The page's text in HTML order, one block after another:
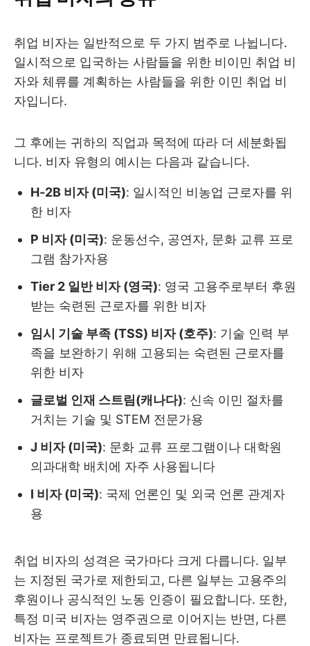
취업 비자는 일반적으로 두 가지 범주로 나뉩니다.
일시적으로 입국하는 사람들을 위한 비이민 취업 비
자와 체류를 계획하는 사람들을 위한 이민 취업 비
자입니다.
그 후에는 귀하의 직업과 목적에 따라 더 세분화됩
니다. 비자 유형의 예시는 다음과 같습니다.
H-2B 비자 (미국): 일시적인 비농업 근로자를 위
한 비자
P 비자 (미국): 운동선수, 공연자, 문화 교류 프로
그램 참가자용
Tier 2 일반 비자 (영국): 영국 고용주로부터 후원
받는 숙련된 근로자를 위한 비자
임시 기술 부족 (TSS) 비자 (호주): 기술 인력 부
족을 보완하기 위해 고용되는 숙련된 근로자를
위한 비자
글로벌 인재 스트림(캐나다): 신속 이민 절차를
거치는 기술 및 STEM 전문가용
J 비자 (미국): 문화 교류 프로그램이나 대학원
의과대학 배치에 자주 사용됩니다
I 비자 (미국): 국제 언론인 및 외국 언론 관계자
용
취업 비자의 성격은 국가마다 크게 다릅니다. 일부
는 지정된 국가로 제한되고, 다른 일부는 고용주의
후원이나 공식적인 노동 인증이 필요합니다. 또한,
특정 미국 비자는 영주권으로 이어지는 반면, 다른
비자는 프로젝트가 종료되면 만료됩니다.